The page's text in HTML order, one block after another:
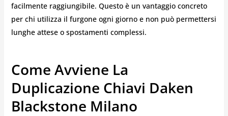
facilmente raggiungibile. Questo è un vantaggio concreto
per chi utilizza il furgone ogni giorno e non può permettersi
lunghe attese o spostamenti complessi.
Come Avviene La
Duplicazione Chiavi Daken
Blackstone Milano